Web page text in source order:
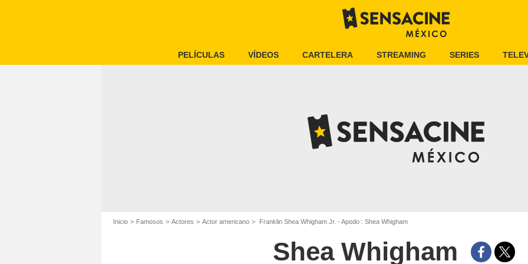
PELÍCULAS VÍDEOS CARTELERA STREAMING SERIES
Inicio Famosos Actores Actor americano Franklin Shea Whigham Jr. - Apodo : Shea Whigham
Shea Whigham